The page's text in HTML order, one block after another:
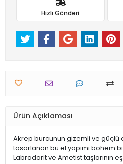
Hızlı Gönderi
Ürün Açıklaması
Akrep burcunun gizemli ve güçlü
tasarlanan bu el yapımı bohem
Labradorit ve Ametist taşlarının